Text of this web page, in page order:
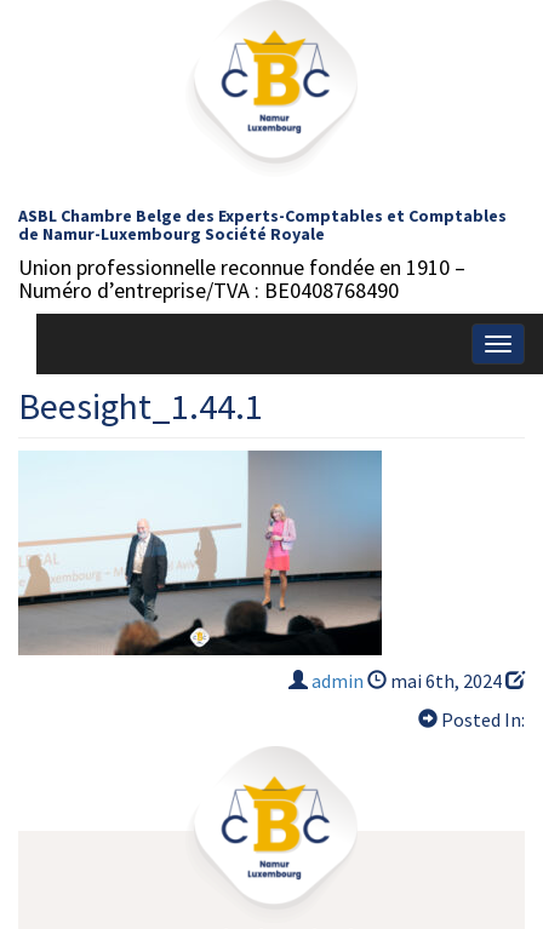
ASBL Chambre Belge des Experts-Comptables et Comptables
de Namur-Luxembourg Société Royale
Union professionnelle reconnue fondée en 1910 –
Numéro d’entreprise/TVA : BE0408768490
Beesight_1.44.1
admin
mai 6th, 2024
Posted In: